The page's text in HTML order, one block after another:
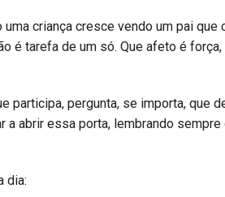
criança cresce vendo um pai
é tarefa de um só. Que afeto é
participa, pergunta, se importa, que
abrir essa porta, lembrando sempre
dia: